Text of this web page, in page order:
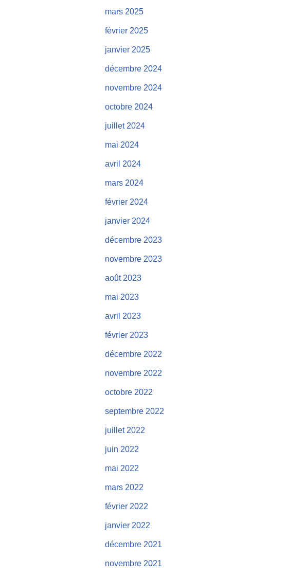
mars 2025
février 2025
janvier 2025
décembre 2024
novembre 2024
octobre 2024
juillet 2024
mai 2024
avril 2024
mars 2024
février 2024
janvier 2024
décembre 2023
novembre 2023
août 2023
mai 2023
avril 2023
février 2023
décembre 2022
novembre 2022
octobre 2022
septembre 2022
juillet 2022
juin 2022
mai 2022
mars 2022
février 2022
janvier 2022
décembre 2021
novembre 2021